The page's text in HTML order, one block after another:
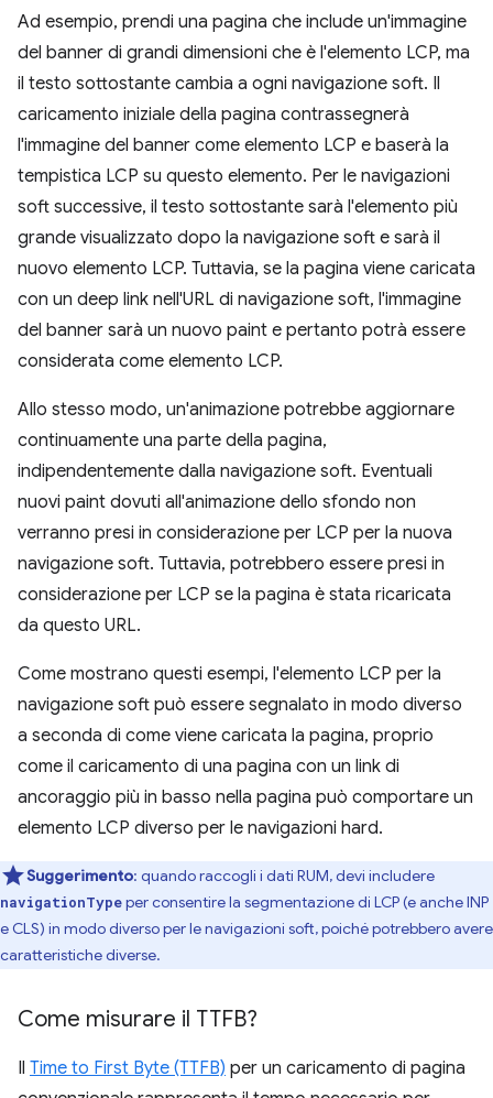
Ad esempio, prendi una pagina che include un'immagine
del banner di grandi dimensioni che è l'elemento LCP, ma
il testo sottostante cambia a ogni navigazione soft. Il
caricamento iniziale della pagina contrassegnerà
l'immagine del banner come elemento LCP e baserà la
tempistica LCP su questo elemento. Per le navigazioni
soft successive, il testo sottostante sarà l'elemento più
grande visualizzato dopo la navigazione soft e sarà il
nuovo elemento LCP. Tuttavia, se la pagina viene caricata
con un deep link nell'URL di navigazione soft, l'immagine
del banner sarà un nuovo paint e pertanto potrà essere
considerata come elemento LCP.
Allo stesso modo, un'animazione potrebbe aggiornare
continuamente una parte della pagina,
indipendentemente dalla navigazione soft. Eventuali
nuovi paint dovuti all'animazione dello sfondo non
verranno presi in considerazione per LCP per la nuova
navigazione soft. Tuttavia, potrebbero essere presi in
considerazione per LCP se la pagina è stata ricaricata
da questo URL.
Come mostrano questi esempi, l'elemento LCP per la
navigazione soft può essere segnalato in modo diverso
a seconda di come viene caricata la pagina, proprio
come il caricamento di una pagina con un link di
ancoraggio più in basso nella pagina può comportare un
elemento LCP diverso per le navigazioni hard.
Suggerimento: quando raccogli i dati RUM, devi includere
navigationTypeper consentire la segmentazione di LCP (e anche INP
e CLS) in modo diverso per le navigazioni soft, poiché potrebbero avere
caratteristiche diverse.
Come misurare il TTFB?
Il Time to First Byte (TTFB) per un caricamento di pagina